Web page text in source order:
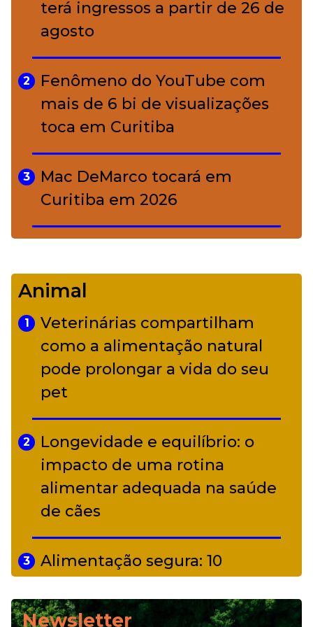
conquistou o luxo
A ciência por trás da skincare: a
função de cada ativo
terá ingressos a partir de 26 de
agosto
2
Fenômeno do YouTube com
mais de 6 bi de visualizações
toca em Curitiba
3
Mac DeMarco tocará em
Curitiba em 2026
Camerata tem repertório
diverso a partir de R$ 17
Adriana Calcanhotto retoma
alter ego infantil para show em
Curitiba
Animal
1
Veterinárias compartilham
como a alimentação natural
pode prolongar a vida do seu
pet
2
Longevidade e equilíbrio: o
impacto de uma rotina
alimentar adequada na saúde
de cães
3
Alimentação segura: 10
Newsletter